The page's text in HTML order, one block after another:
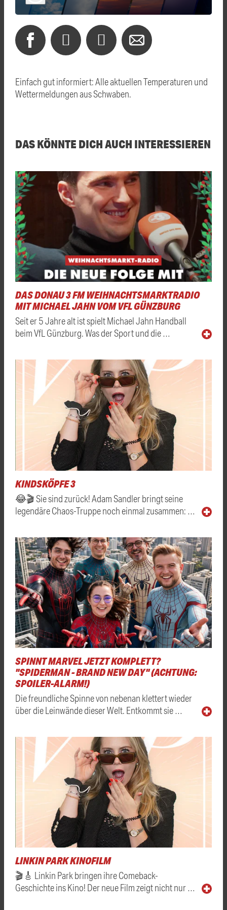
Einfach gut informiert: Alle aktuellen Temperaturen und
Wettermeldungen aus Schwaben.
DAS KÖNNTE DICH AUCH INTERESSIEREN
DAS DONAU 3 FM WEIHNACHTSMARKTRADIO
MIT MICHAEL JAHN VOM VFL GÜNZBURG
Seit er 5 Jahre alt ist spielt Michael Jahn Handball
beim VfL Günzburg. Was der Sport und die …
KINDSKÖPFE 3
😂🎬 Sie sind zurück! Adam Sandler bringt seine
legendäre Chaos-Truppe noch einmal zusammen: …
SPINNT MARVEL JETZT KOMPLETT?
"SPIDERMAN - BRAND NEW DAY" (ACHTUNG:
SPOILER-ALARM!)
Die freundliche Spinne von nebenan klettert wieder
über die Leinwände dieser Welt. Entkommt sie …
LINKIN PARK KINOFILM
🎬🎸 Linkin Park bringen ihre Comeback-
Geschichte ins Kino! Der neue Film zeigt nicht nur …